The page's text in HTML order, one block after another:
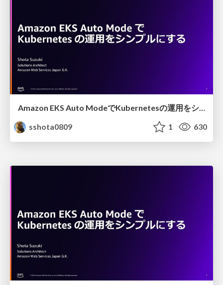
Amazon EKS Auto ModeでKubernetesの運用をシンプルにする
sshota0809
1 630